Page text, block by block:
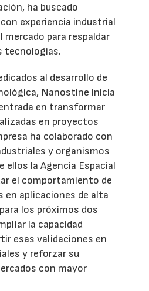
ha buscado
experiencia industrial
para respaldar
tecnologías.
al desarrollo de
Nanostine inicia
en transformar
en proyectos
ha colaborado con
y organismos
ellos la Agencia Espacial
el comportamiento de
en aplicaciones de alta
los próximos dos
la capacidad
esas validaciones en
y reforzar su
con mayor